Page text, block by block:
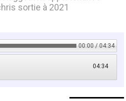
sortie à 2021
00:00 / 04:34
04:34